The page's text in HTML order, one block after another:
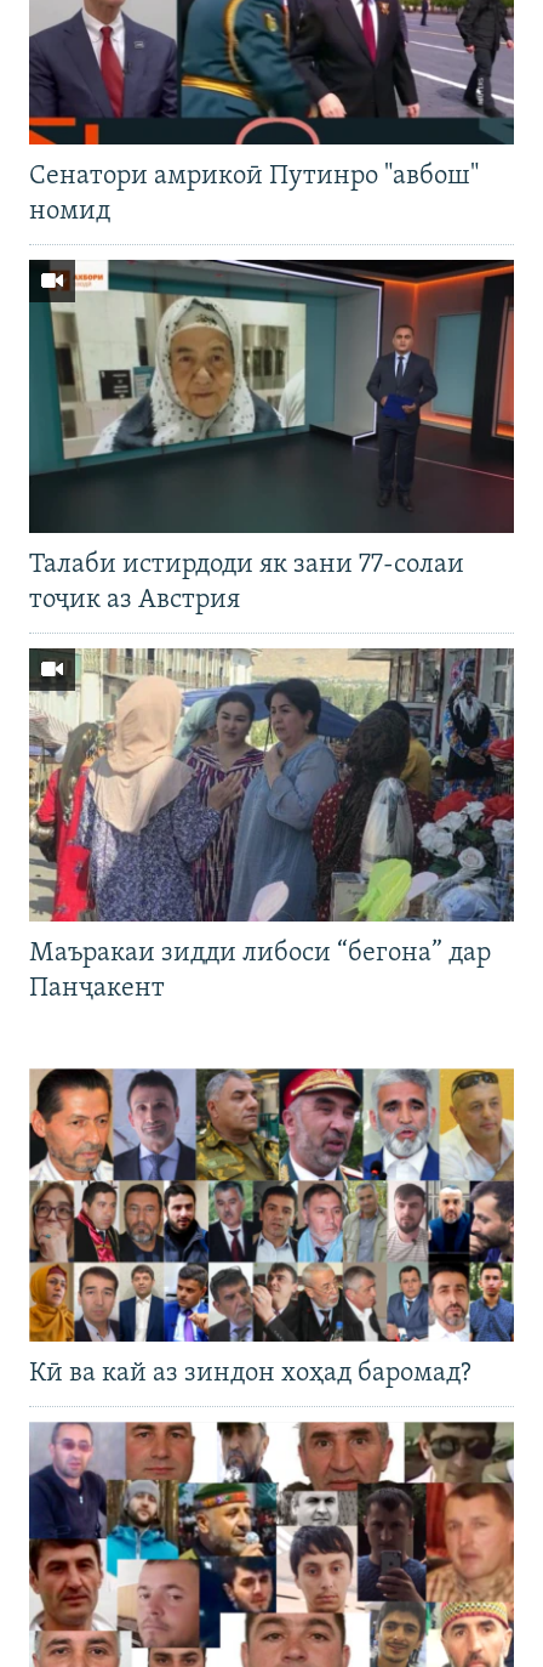
Cенатори амрикоӣ Путинро "авбош"
номид
Талаби истирдоди як зани 77-солаи
тоҷик аз Австрия
Маъракаи зидди либоси “бегона” дар
Панҷакент
Кӣ ва кай аз зиндон хоҳад баромад?